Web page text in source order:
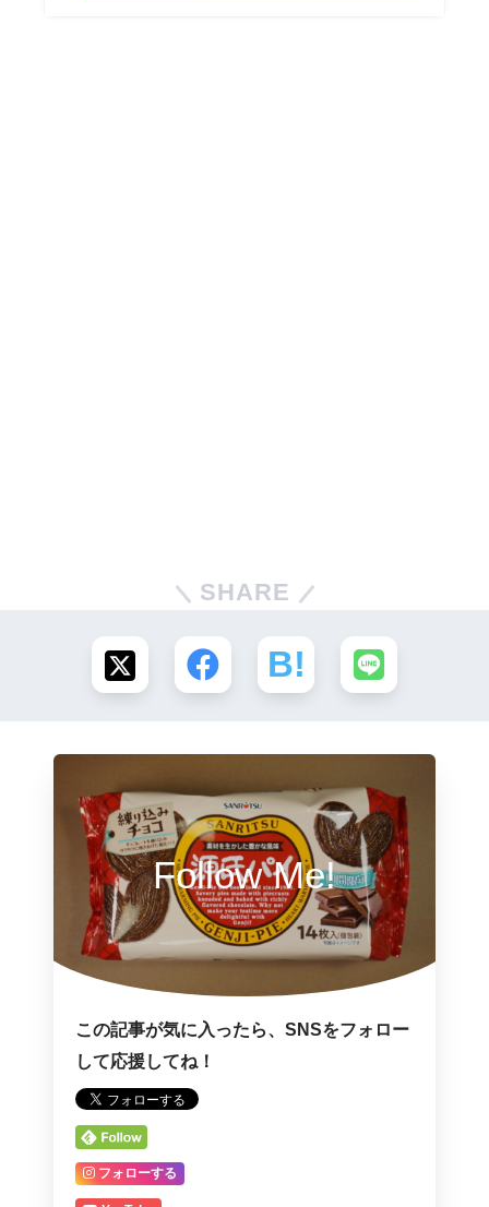
SHARE
Follow Me!
この記事が気に入ったら、SNSをフォロー
して応援してね！
フォローする